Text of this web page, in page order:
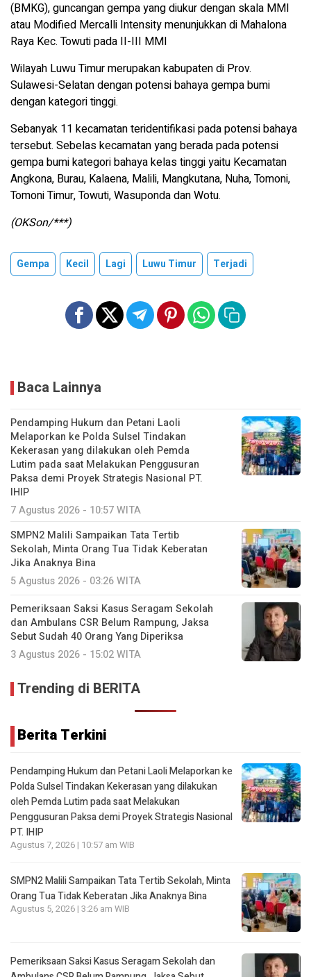
(BMKG), guncangan gempa yang diukur dengan skala MMI
atau Modified Mercalli Intensity menunjukkan di Mahalona
Raya Kec. Towuti pada II-III MMI
Wilayah Luwu Timur merupakan kabupaten di Prov.
Sulawesi-Selatan dengan potensi bahaya gempa bumi
dengan kategori tinggi.
Sebanyak 11 kecamatan teridentifikasi pada potensi bahaya
tersebut. Sebelas kecamatan yang berada pada potensi
gempa bumi kategori bahaya kelas tinggi yaitu Kecamatan
Angkona, Burau, Kalaena, Malili, Mangkutana, Nuha, Tomoni,
Tomoni Timur, Towuti, Wasuponda dan Wotu.
(OKSon/***)
Gempa Kecil Lagi Luwu Timur Terjadi
Baca Lainnya
Pendamping Hukum dan Petani Laoli
Melaporkan ke Polda Sulsel Tindakan
Kekerasan yang dilakukan oleh Pemda
Lutim pada saat Melakukan Penggusuran
Paksa demi Proyek Strategis Nasional PT.
IHIP
7 Agustus 2026 - 10:57 WITA
SMPN2 Malili Sampaikan Tata Tertib
Sekolah, Minta Orang Tua Tidak Keberatan
Jika Anaknya Bina
5 Agustus 2026 - 03:26 WITA
Pemeriksaan Saksi Kasus Seragam Sekolah
dan Ambulans CSR Belum Rampung, Jaksa
Sebut Sudah 40 Orang Yang Diperiksa
3 Agustus 2026 - 15:02 WITA
Trending di BERITA
Berita Terkini
Pendamping Hukum dan Petani Laoli Melaporkan ke
Polda Sulsel Tindakan Kekerasan yang dilakukan
oleh Pemda Lutim pada saat Melakukan
Penggusuran Paksa demi Proyek Strategis Nasional
PT. IHIP
Agustus 7, 2026 | 10:57 am WIB
SMPN2 Malili Sampaikan Tata Tertib Sekolah, Minta
Orang Tua Tidak Keberatan Jika Anaknya Bina
Agustus 5, 2026 | 3:26 am WIB
Pemeriksaan Saksi Kasus Seragam Sekolah dan